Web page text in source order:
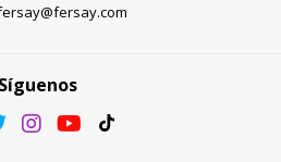
Síguenos